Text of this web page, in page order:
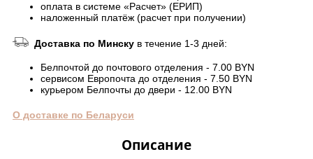
оплата в системе «Расчет» (ЕРИП)
наложенный платёж (расчет при получении)
Доставка по Минску в течение 1-3 дней:
Белпочтой до почтового отделения - 7.00 BYN
сервисом Европочта до отделения - 7.50 BYN
курьером Белпочты до двери - 12.00 BYN
О доставке по Беларуси
Описание